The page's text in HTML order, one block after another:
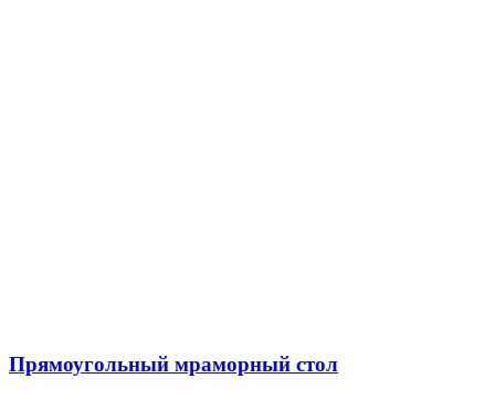
Прямоугольный мраморный стол